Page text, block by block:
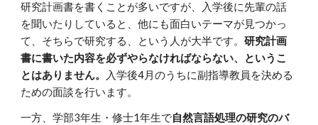
研究計画書を書くことが多いですが、入学後に先輩の話
を聞いたりしていると、他にも面白いテーマが見つかっ
て、そちらで研究する、という人が大半です。研究計画
書に書いた内容を必ずやらなければならない、というこ
とはありません。
入学後4月のうちに副指導教員を決める
ための面談を行います。
一方、学部3年生・修士1年生で自然言語処理の研究のバ